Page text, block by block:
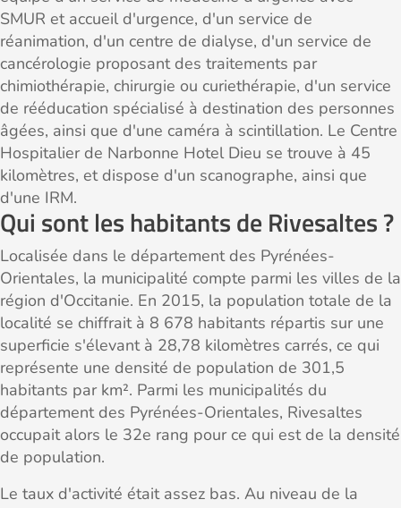
SMUR et accueil d'urgence, d'un service de
réanimation, d'un centre de dialyse, d'un service de
cancérologie proposant des traitements par
chimiothérapie, chirurgie ou curiethérapie, d'un service
de rééducation spécialisé à destination des personnes
âgées, ainsi que d'une caméra à scintillation. Le Centre
Hospitalier de Narbonne Hotel Dieu se trouve à 45
kilomètres, et dispose d'un scanographe, ainsi que
d'une IRM.
Qui sont les habitants de Rivesaltes ?
Localisée dans le département des Pyrénées-
Orientales, la municipalité compte parmi les villes de la
région d'Occitanie. En 2015, la population totale de la
localité se chiffrait à 8 678 habitants répartis sur une
superficie s'élevant à 28,78 kilomètres carrés, ce qui
représente une densité de population de 301,5
habitants par km². Parmi les municipalités du
département des Pyrénées-Orientales, Rivesaltes
occupait alors le 32e rang pour ce qui est de la densité
de population.
Le taux d'activité était assez bas. Au niveau de la